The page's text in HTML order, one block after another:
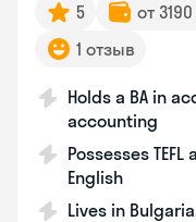
5 от
1 отзыв
Holds a BA in
accounting
Possesses
English
Lives in